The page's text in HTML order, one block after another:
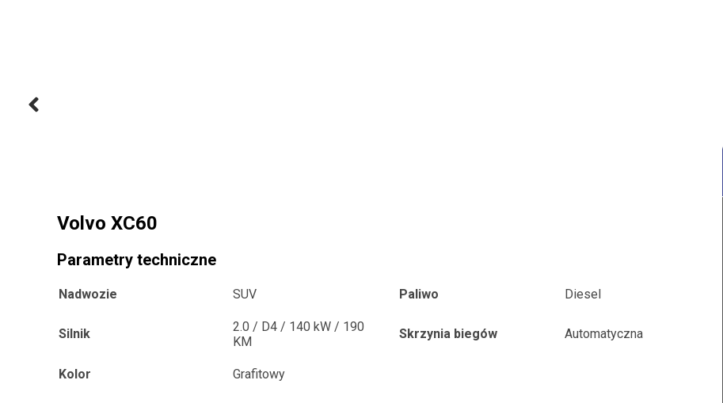
Volvo XC60
Parametry techniczne
Nadwozie SUV Paliwo Diesel
Silnik
2.0 / D4 / 140 kW / 190
KM
Skrzynia biegów Automatyczna
Kolor Grafitowy